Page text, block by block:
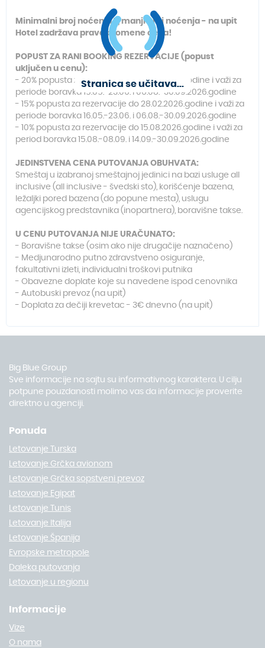
Minimalni broj noćenja 7, manji broj noćenja - na upit
Hotel zadržava pravo promene cena!
POPUST ZA RANI BOOKING REZERVACIJE (popust
uključen u cenu):
- 20% popusta za rezervacije do 31.01.2026.godine i važi za
periode boravka 15.05.-23.06. i 06.08.-30.09.2026.godine
- 15% popusta za rezervacije do 28.02.2026.godine i važi za
periode boravka 16.05.-23.06. i 06.08.-30.09.2026.godine
- 10% popusta za rezervacije do 15.08.2026.godine i važi za
period boravka 15.08.-08.09. i 14.09.-30.09.2026.godine
JEDINSTVENA CENA PUTOVANJA OBUHVATA:
Smeštaj u izabranoj smeštajnoj jedinici na bazi usluge all
inclusive (all inclusive - švedski sto), korišćenje bazena,
ležaljki pored bazena (do popune mesta), uslugu
agencijskog predstavnika (inopartnera), boravišne takse.
U CENU PUTOVANJA NIJE URAČUNATO:
- Boravišne takse (osim ako nije drugačije naznačeno)
- Medjunarodno putno zdravstveno osiguranje,
fakultativni izleti, individualni troškovi putnika
- Obavezne doplate koje su navedene ispod cenovnika
- Autobuski prevoz (na upit)
- Doplata za dečiji krevetac - 3€ dnevno (na upit)
Big Blue Group
Sve informacije na sajtu su informativnog karaktera. U cilju
potpune pouzdanosti molimo vas da informacije proverite
direktno u agenciji.
Ponuda
Letovanje Turska
Letovanje Grčka avionom
Letovanje Grčka sopstveni prevoz
Letovanje Egipat
Letovanje Tunis
Letovanje Italija
Letovanje Španija
Evropske metropole
Daleka putovanja
Letovanje u regionu
Informacije
Vize
O nama
Stranica se učitava...